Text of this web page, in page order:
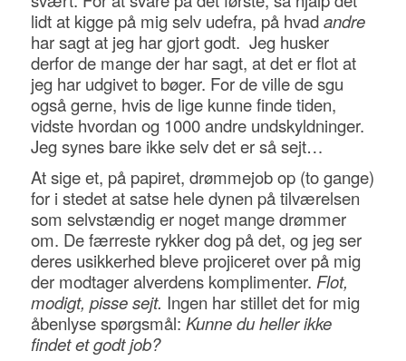
lidt at kigge på mig selv udefra, på hvadandre
har sagt at jeg har gjort godt. Jeg husker
derfor de mange der har sagt, at det er flot at
jeg har udgivet to bøger. For de ville de sgu
også gerne, hvis de lige kunne finde tiden,
vidste hvordan og 1000 andre undskyldninger.
Jeg synes bare ikke selv det er så sejt…
At sige et, på papiret, drømmejob op (to gange)
for i stedet at satse hele dynen på tilværelsen
som selvstændig er noget mange drømmer
om. De færreste rykker dog på det, og jeg ser
deres usikkerhed bleve projiceret over på mig
der modtager alverdens komplimenter. Flot,
modigt, pisse sejt. Ingen har stillet det for mig
åbenlyse spørgsmål: Kunne du heller ikke
findet et godt job?